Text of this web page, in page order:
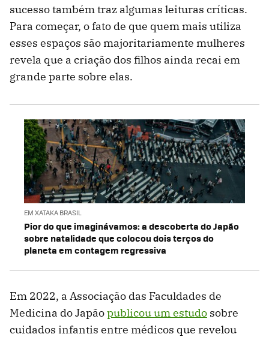
sucesso também traz algumas leituras críticas.
Para começar, o fato de que quem mais utiliza
esses espaços são majoritariamente mulheres
revela que a criação dos filhos ainda recai em
grande parte sobre elas.
EM XATAKA BRASIL
Pior do que imaginávamos: a descoberta do Japão
sobre natalidade que colocou dois terços do
planeta em contagem regressiva
Em 2022, a Associação das Faculdades de
Medicina do Japãopublicou um estudo sobre
cuidados infantis entre médicos que revelou